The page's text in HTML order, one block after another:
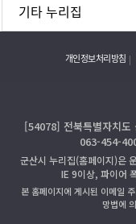
기타 누리집
개인정보처리방침
[54078] 전북특별자치도
063-454-
군산시 누리집(홈페이지)은
IE 9이상, 파이어
본 홈페이지에 게시된 이메일
망법에